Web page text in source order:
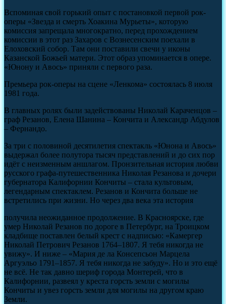
Вспоминая свой горький опыт с постановкой первой рок-
оперы «Звезда и смерть Хоакина Мурьеты», которую
комиссия запрещала многократно, перед прохождением
комиссии в этот раз Захаров с Вознесенским поехали в
Елоховский собор. Там они поставили свечи у иконы
Казанской Божьей матери. Этот образ упоминается в опере.
«Юнону и Авось» приняли с первого раза.
Премьера рок-оперы на сцене «Ленкома» состоялась 8 июля
1981 года.
В главных ролях были задействованы Николай Караченцов –
граф Резанов, Елена Шанина – Кончита и Александр Абдулов
– Фернандо.
За три с половиной десятилетия спектакль «Юнона и Авось»
выдержал более полутора тысяч представлений и до сих пор
идёт с неизменным аншлагом. Пронзительная история любви
русского графа-путешественника Николая Резанова и дочери
губернатора Калифорнии Кончиты – стала культовым,
легендарным спектаклем. Резанов и Кончита больше не
встретились при жизни. Но через два века эта история
получила неожиданное продолжение. В Красноярске, где
умер Николай Резанов по дороге в Петербург, на Троицком
кладбище поставлен белый крест с надписью: «Камергер
Николай Петрович Резанов 1764–1807. Я тебя никогда не
увижу». И ниже – «Мария де ла Консепсьон Марцела
Аргуэльо 1791–1857. Я тебя никогда не забуду». Но и это ещё
не всё. Не так давно шериф города Монтерей, что в
Калифорнии, развеял у креста горсть земли с могилы
Кончиты и увез горсть земли для могилы на другом краю
Земли.